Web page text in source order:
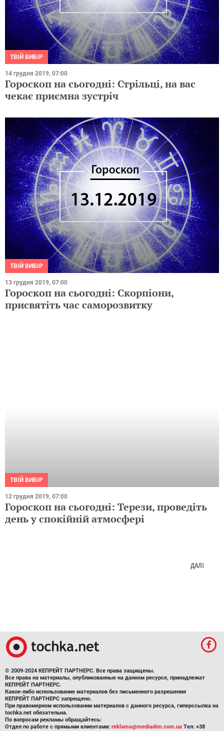
ТВІЙ ВИБІР
14 грудня 2019, 07:00
Гороскоп на сьогодні: Стрільці, на вас
чекає приємна зустріч
ТВІЙ ВИБІР
13 грудня 2019, 07:00
Гороскоп на сьогодні: Скорпіони,
присвятіть час саморозвитку
ТВІЙ ВИБІР
Гороскоп на сьогодні: Терези, проведіть
день у спокійній атмосфері
© 2009-2024 КЕПРЕЙТ ПАРТНЕРС. Все права защищены.
Все права на материалы, опубликованные на данном ресурсе, принадлежат
КЕПРЕЙТ ПАРТНЕРС.
Какое-либо использование материалов без письменного разрешения
КЕПРЕЙТ ПАРТНЕРС запрещено.
При правомерном использовании материалов с данного ресурса, гиперссылка на
tochka.net обязательна.
По вопросам рекламы обращайтесь:
Отдел по работе с прямыми клиентами:
(044) 207-33-05, +38 (044) 207-97-00